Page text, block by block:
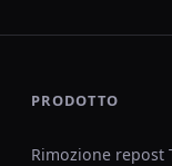
PRODOTTO
Rimozione repost